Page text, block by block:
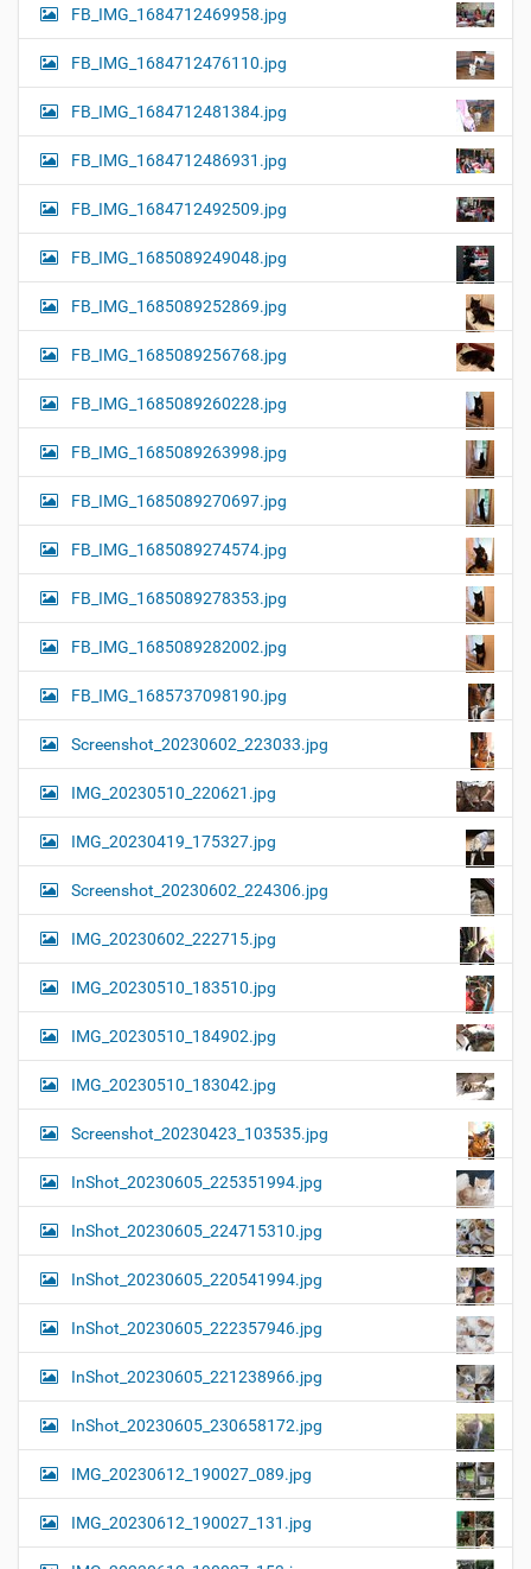
FB_IMG_1684712469958.jpg
FB_IMG_1684712476110.jpg
FB_IMG_1684712481384.jpg
FB_IMG_1684712486931.jpg
FB_IMG_1684712492509.jpg
FB_IMG_1685089249048.jpg
FB_IMG_1685089252869.jpg
FB_IMG_1685089256768.jpg
FB_IMG_1685089260228.jpg
FB_IMG_1685089263998.jpg
FB_IMG_1685089270697.jpg
FB_IMG_1685089274574.jpg
FB_IMG_1685089278353.jpg
FB_IMG_1685089282002.jpg
FB_IMG_1685737098190.jpg
Screenshot_20230602_223033.jpg
IMG_20230510_220621.jpg
IMG_20230419_175327.jpg
Screenshot_20230602_224306.jpg
IMG_20230602_222715.jpg
IMG_20230510_183510.jpg
IMG_20230510_184902.jpg
IMG_20230510_183042.jpg
Screenshot_20230423_103535.jpg
InShot_20230605_225351994.jpg
InShot_20230605_224715310.jpg
InShot_20230605_220541994.jpg
InShot_20230605_222357946.jpg
InShot_20230605_221238966.jpg
InShot_20230605_230658172.jpg
IMG_20230612_190027_089.jpg
IMG_20230612_190027_131.jpg